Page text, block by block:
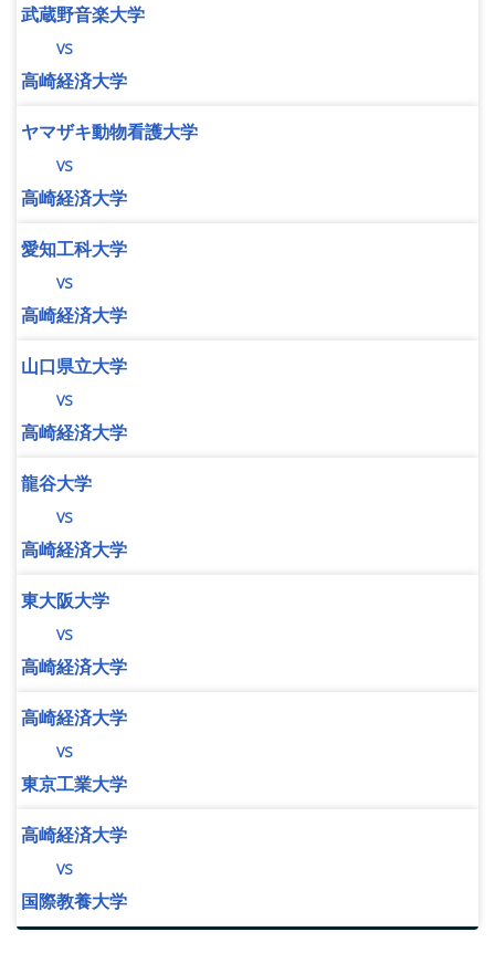
武蔵野音楽大学
vs
高崎経済大学
ヤマザキ動物看護大学
vs
高崎経済大学
愛知工科大学
vs
高崎経済大学
山口県立大学
vs
高崎経済大学
龍谷大学
vs
高崎経済大学
東大阪大学
vs
高崎経済大学
高崎経済大学
vs
東京工業大学
高崎経済大学
vs
国際教養大学